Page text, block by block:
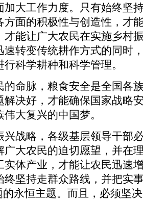
加大工作力度。只有始终坚
方面的积极性与创造性，才
才能让广大农民在实施乡村
速转变传统耕作方式的同时
科学耕种和科学管理。
脉，粮食安全是全国各
解决好，才能确保国家战略
大复兴的中国梦。
略，各级基层领导干部
广大农民的迫切愿望，并在
实体产业，才能让农民迅速
终坚持走群众路线，并把实
的永恒主题。而且，必须坚